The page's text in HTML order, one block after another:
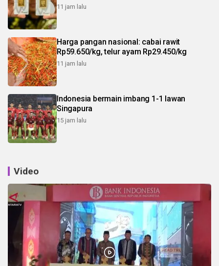
11 jam lalu
Harga pangan nasional: cabai rawit
Rp59.650/kg, telur ayam Rp29.450/kg
11 jam lalu
Indonesia bermain imbang 1-1 lawan
Singapura
15 jam lalu
Video